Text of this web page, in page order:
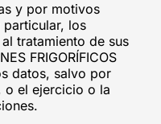
y por motivos
particular, los
tratamiento de sus
FRIGORÍFICOS
datos, salvo por
o el ejercicio o la